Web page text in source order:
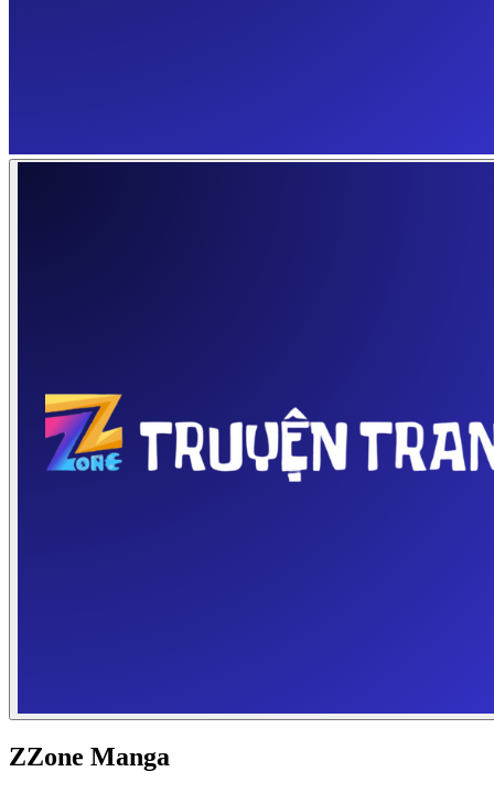
ZZone Manga